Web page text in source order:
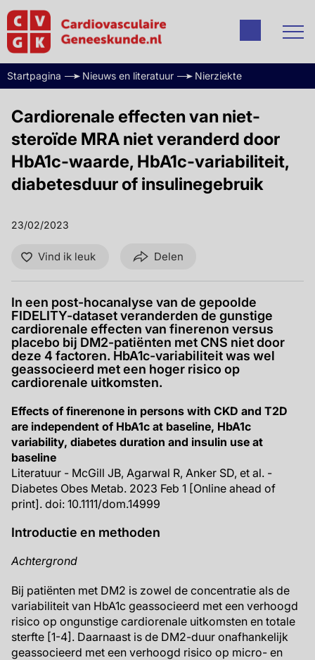
Startpagina Nieuws en literatuur Nierziekte
Cardiorenale effecten van niet-
steroïde MRA niet veranderd door
HbA1c-waarde, HbA1c-variabiliteit,
diabetesduur of insulinegebruik
23/02/2023
Vind ik leuk Delen
In een post-hocanalyse van de gepoolde
FIDELITY-dataset veranderden de gunstige
cardiorenale effecten van finerenon versus
placebo bij DM2-patiënten met CNS niet door
deze 4 factoren. HbA1c-variabiliteit was wel
geassocieerd met een hoger risico op
cardiorenale uitkomsten.
Effects of finerenone in persons with CKD and T2D
are independent of HbA1c at baseline, HbA1c
variability, diabetes duration and insulin use at
baseline
Literatuur - McGill JB, Agarwal R, Anker SD, et al. -
Diabetes Obes Metab. 2023 Feb 1 [Online ahead of
print]. doi: 10.1111/dom.14999
Introductie en methoden
Achtergrond
Bij patiënten met DM2 is zowel de concentratie als de
variabiliteit van HbA1c geassocieerd met een verhoogd
risico op ongunstige cardiorenale uitkomsten en totale
sterfte [1-4]. Daarnaast is de DM2-duur onafhankelijk
geassocieerd met een verhoogd risico op micro- en